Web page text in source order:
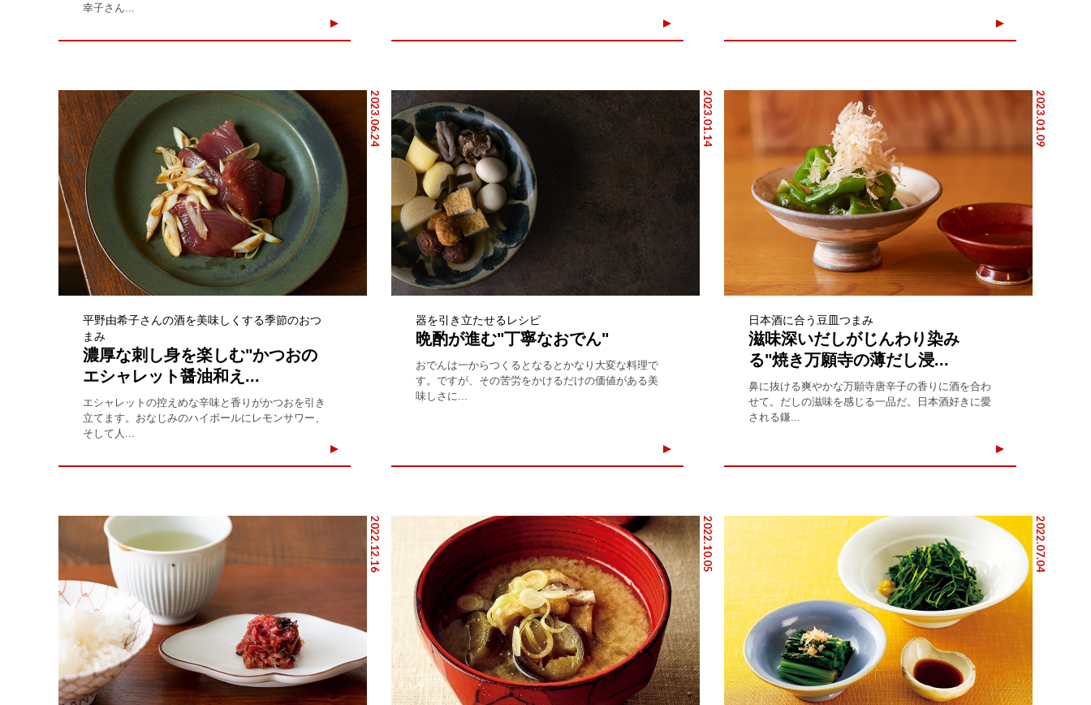
幸子さん...
2023.06.24
平野由希子さんの酒を美味しくする季節のおつ
まみ
濃厚な刺し身を楽しむ"かつおの
エシャレット醤油和え...
エシャレットの控えめな辛味と香りがかつおを引き
立てます。おなじみのハイボールにレモンサワー、
そして人...
2023.01.14
器を引き立たせるレシピ
晩酌が進む"丁寧なおでん"
おでんは一からつくるとなるとかなり大変な料理で
す。ですが、その苦労をかけるだけの価値がある美
味しさに...
2023.01.09
日本酒に合う豆皿つまみ
滋味深いだしがじんわり染み
る"焼き万願寺の薄だし浸...
鼻に抜ける爽やかな万願寺唐辛子の香りに酒を合わ
せて。だしの滋味を感じる一品だ。日本酒好きに愛
される鎌...
2022.12.16 2022.10.05 2022.07.04